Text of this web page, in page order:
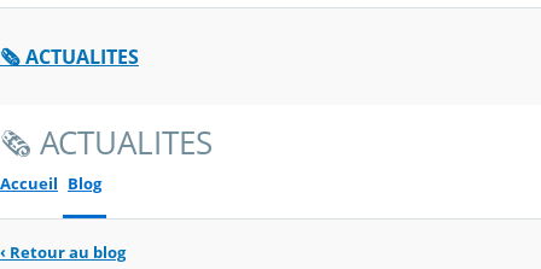
🗞️ ACTUALITES
🗞️ ACTUALITES
Accueil Blog
‹ Retour au blog